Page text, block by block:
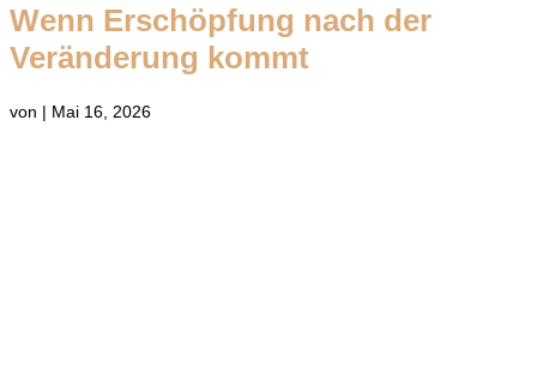
Wenn Erschöpfung nach der
Veränderung kommt
von | Mai 16, 2026